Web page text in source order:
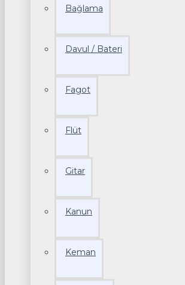
Bağlama
Davul / Bateri
Fagot
Flüt
Gitar
Kanun
Keman